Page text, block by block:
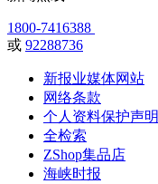
1800-7416388
或 92288736
新报业媒体网站
网络条款
个人资料保护声明
全检索
ZShop集品店
海峡时报